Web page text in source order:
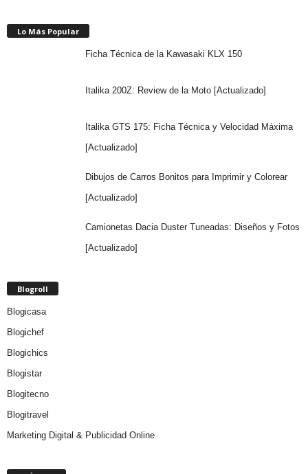
Lo Más Popular
Ficha Técnica de la Kawasaki KLX 150
Italika 200Z: Review de la Moto [Actualizado]
Italika GTS 175: Ficha Técnica y Velocidad Máxima
[Actualizado]
Dibujos de Carros Bonitos para Imprimir y Colorear
[Actualizado]
Camionetas Dacia Duster Tuneadas: Diseños y Fotos
[Actualizado]
Blogroll
Blogicasa
Blogichef
Blogichics
Blogistar
Blogitecno
Blogitravel
Marketing Digital & Publicidad Online